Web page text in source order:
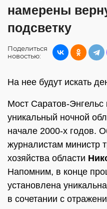
намерены
подсветку
Поделиться
новостью:
На нее будут искать
Мост Саратов-Энгельс
уникальный ночной
начале 2000-х годов.
журналистам министр
хозяйства области
Напомним, в конце
установлена
в сочетании с